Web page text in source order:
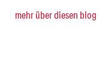
mehr über diesen blog